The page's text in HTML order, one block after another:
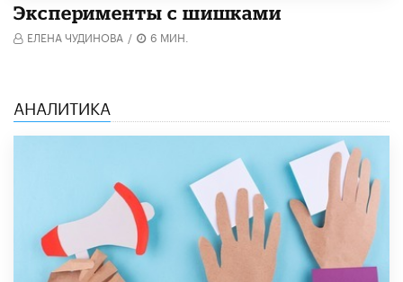
Эксперименты с шишками
ЕЛЕНА ЧУДИНОВА / 6 МИН.
АНАЛИТИКА